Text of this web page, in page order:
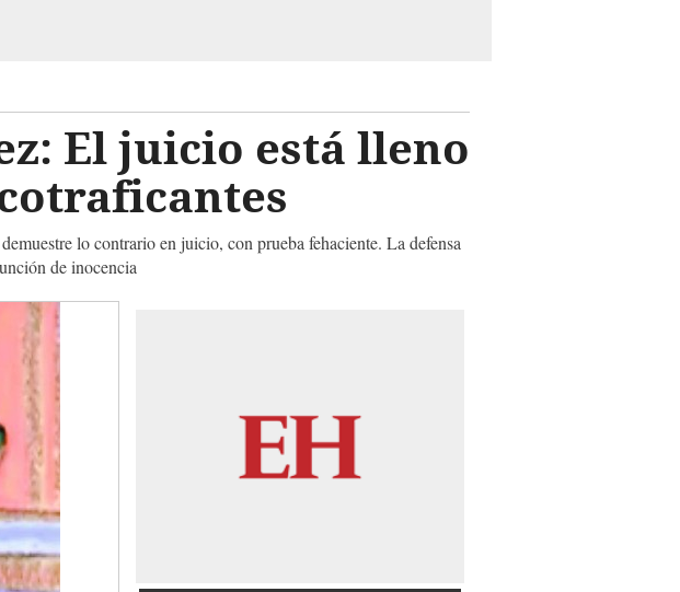
El juicio está lleno
lo contrario en juicio, con prueba fehaciente. La defensa
de inocencia